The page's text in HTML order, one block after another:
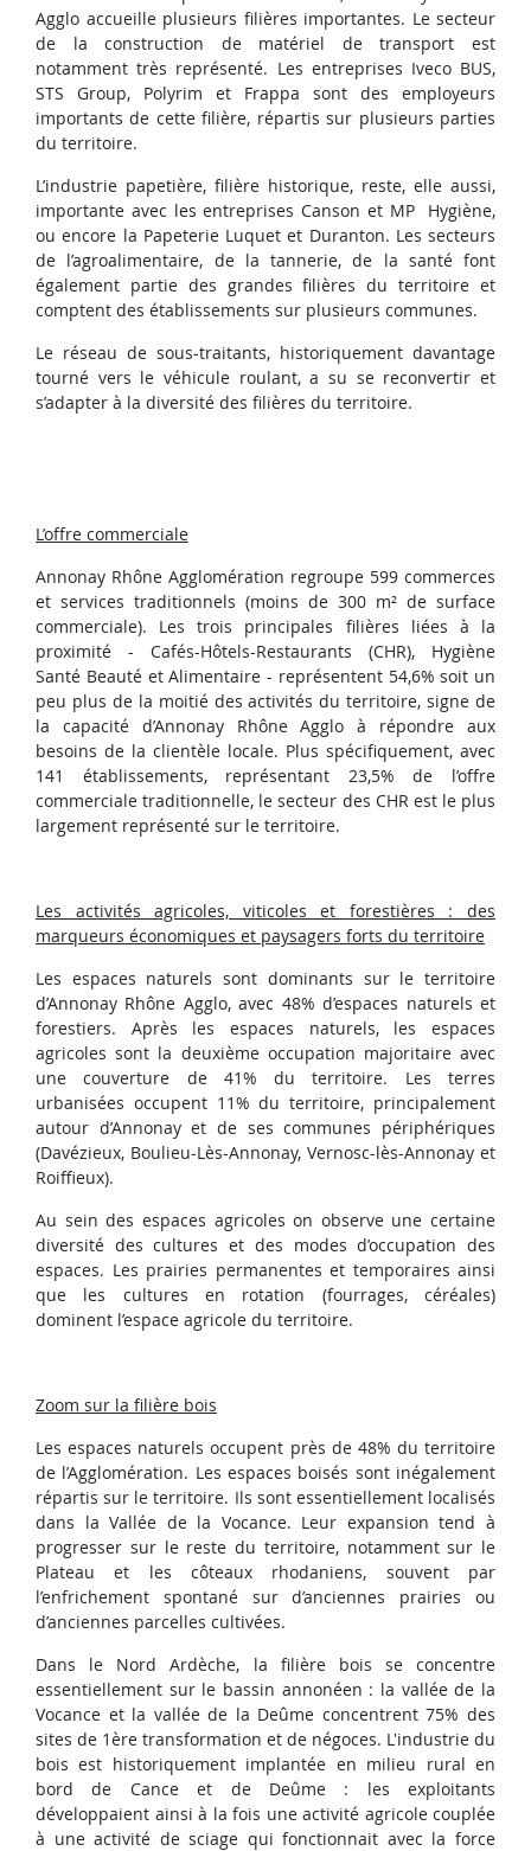
Agglo accueille plusieurs filières importantes. Le secteur
de la construction de matériel de transport est
notamment très représenté. Les entreprises Iveco BUS,
STS Group, Polyrim et Frappa sont des employeurs
importants de cette filière, répartis sur plusieurs parties
du territoire.
L’industrie papetière, filière historique, reste, elle aussi,
importante avec les entreprises Canson et MP Hygiène,
ou encore la Papeterie Luquet et Duranton. Les secteurs
de l’agroalimentaire, de la tannerie, de la santé font
également partie des grandes filières du territoire et
comptent des établissements sur plusieurs communes.
Le réseau de sous-traitants, historiquement davantage
tourné vers le véhicule roulant, a su se reconvertir et
s’adapter à la diversité des filières du territoire.
L’offre commerciale
Annonay Rhône Agglomération regroupe 599 commerces
et services traditionnels (moins de 300 m² de surface
commerciale). Les trois principales filières liées à la
proximité - Cafés-Hôtels-Restaurants (CHR), Hygiène
Santé Beauté et Alimentaire - représentent 54,6% soit un
peu plus de la moitié des activités du territoire, signe de
la capacité d’Annonay Rhône Agglo à répondre aux
besoins de la clientèle locale. Plus spécifiquement, avec
141 établissements, représentant 23,5% de l’offre
commerciale traditionnelle, le secteur des CHR est le plus
largement représenté sur le territoire.
Les activités agricoles, viticoles et forestières : des
marqueurs économiques et paysagers forts du territoire
Les espaces naturels sont dominants sur le territoire
d’Annonay Rhône Agglo, avec 48% d’espaces naturels et
forestiers. Après les espaces naturels, les espaces
agricoles sont la deuxième occupation majoritaire avec
une couverture de 41% du territoire. Les terres
urbanisées occupent 11% du territoire, principalement
autour d’Annonay et de ses communes périphériques
(Davézieux, Boulieu-Lès-Annonay, Vernosc-lès-Annonay et
Roiffieux).
Au sein des espaces agricoles on observe une certaine
diversité des cultures et des modes d’occupation des
espaces. Les prairies permanentes et temporaires ainsi
que les cultures en rotation (fourrages, céréales)
dominent l’espace agricole du territoire.
Zoom sur la filière bois
Les espaces naturels occupent près de 48% du territoire
de l’Agglomération. Les espaces boisés sont inégalement
répartis sur le territoire. Ils sont essentiellement localisés
dans la Vallée de la Vocance. Leur expansion tend à
progresser sur le reste du territoire, notamment sur le
Plateau et les côteaux rhodaniens, souvent par
l’enfrichement spontané sur d’anciennes prairies ou
d’anciennes parcelles cultivées.
Dans le Nord Ardèche, la filière bois se concentre
essentiellement sur le bassin annonéen : la vallée de la
Vocance et la vallée de la Deûme concentrent 75% des
sites de 1ère transformation et de négoces. L'industrie du
bois est historiquement implantée en milieu rural en
bord de Cance et de Deûme : les exploitants
développaient ainsi à la fois une activité agricole couplée
à une activité de sciage qui fonctionnait avec la force